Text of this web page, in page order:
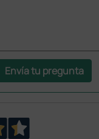
Envía tu pregunta